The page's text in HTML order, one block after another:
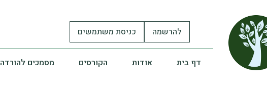
להרשמה כניסת משתמשים
דף בית אודות הקורסים מסמכים להורדה